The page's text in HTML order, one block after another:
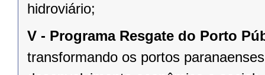
hidroviário;
V - Programa Resgate do Porto
transformando os portos